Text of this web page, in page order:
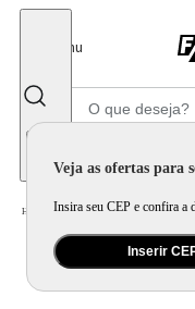
Menu
Veja as ofertas para
Insira seu CEP e confira a
Inserir
Home Brinquedo e Colecionável / Para